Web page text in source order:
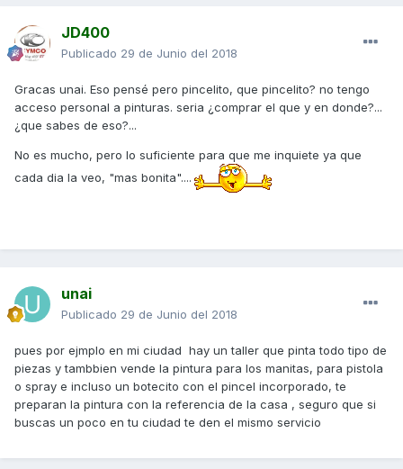
JD400
Publicado 29 de Junio del 2018
Gracas unai. Eso pensé pero pincelito, que pincelito? no tengo
acceso personal a pinturas. seria ¿comprar el que y en donde?...
¿que sabes de eso?...
No es mucho, pero lo suficiente para que me inquiete ya que
cada dia la veo, "mas bonita"....
unai
Publicado 29 de Junio del 2018
pues por ejmplo en mi ciudad hay un taller que pinta todo tipo de
piezas y tambbien vende la pintura para los manitas, para pistola
o spray e incluso un botecito con el pincel incorporado, te
preparan la pintura con la referencia de la casa , seguro que si
buscas un poco en tu ciudad te den el mismo servicio